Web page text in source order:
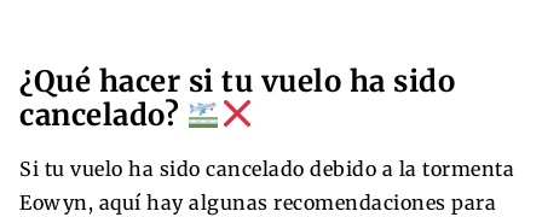
¿Qué hacer si tu vuelo ha sido
cancelado?
Si tu vuelo ha sido cancelado debido a la tormenta
Eowyn, aquí hay algunas recomendaciones para